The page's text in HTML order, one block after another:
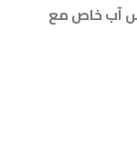
آب خاص مع